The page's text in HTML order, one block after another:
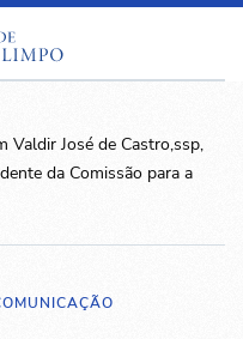
Valdir José de Castro,ssp,
da Comissão para a